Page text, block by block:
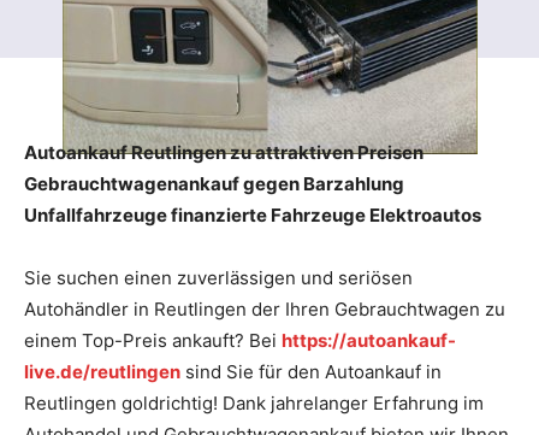
Autoankauf Reutlingen zu attraktiven Preisen
Gebrauchtwagenankauf gegen Barzahlung
Unfallfahrzeuge finanzierte Fahrzeuge Elektroautos
Sie suchen einen zuverlässigen und seriösen
Autohändler in Reutlingen der Ihren Gebrauchtwagen zu
einem Top-Preis ankauft? Bei https://autoankauf-
live.de/reutlingen sind Sie für den Autoankauf in
Reutlingen goldrichtig! Dank jahrelanger Erfahrung im